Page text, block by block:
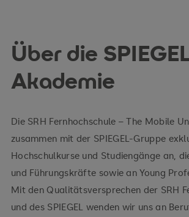
Über die
Akademie
Die SRH Fernhochschule – The Mobile
zusammen mit der SPIEGEL-Gruppe
Hochschulkurse und Studiengänge an,
und Führungskräfte sowie an Young
Mit den Qualitätsversprechen der SRH
und des SPIEGEL wenden wir uns an